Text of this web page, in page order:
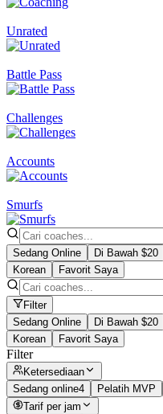
Unrated
Battle Pass
Challenges
Accounts
Smurfs
Sedang Online Di Bawah $20
Korean
Favorit Saya
Filter
Sedang Online
Di Bawah $20
Korean
Favorit Saya
Filter
Ketersediaan
Sedang online4 Pelatih MVP
Tarif per jam